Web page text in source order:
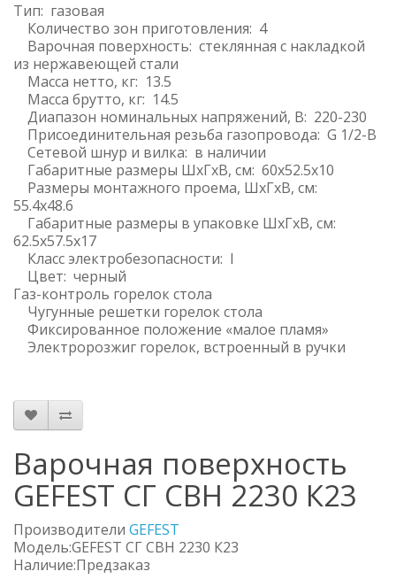
Тип: газовая
Количество зон приготовления: 4
Варочная поверхность: стеклянная с накладкой
из нержавеющей стали
Масса нетто, кг: 13.5
Масса брутто, кг: 14.5
Диапазон номинальных напряжений, В: 220-230
Присоединительная резьба газопровода: G 1/2-В
Сетевой шнур и вилка: в наличии
Габаритные размеры ШхГхВ, см: 60x52.5x10
Размеры монтажного проема, ШхГхВ, см:
55.4x48.6
Габаритные размеры в упаковке ШхГхВ, см:
62.5x57.5x17
Класс электробезопасности: I
Цвет: черный
Газ-контроль горелок стола
Чугунные решетки горелок стола
Фиксированное положение «малое пламя»
Электророзжиг горелок, встроенный в ручки
Варочная поверхность
GEFEST СГ СВН 2230 К23
Производители GEFEST
Модель:GEFEST СГ СВН 2230 К23
Наличие:Предзаказ